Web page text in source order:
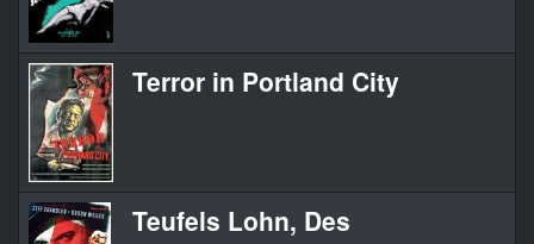
Terror in Portland City
Teufels Lohn, Des